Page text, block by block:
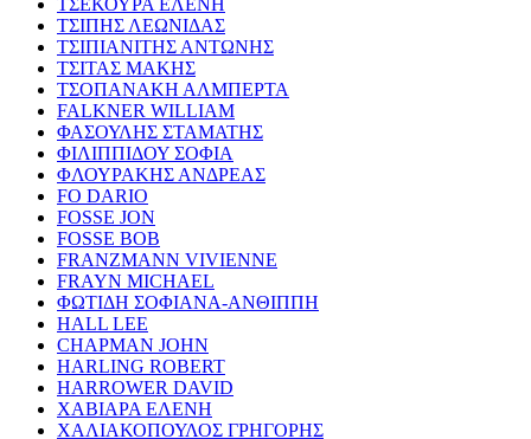
ΤΣΕΚΟΥΡΑ ΕΛΕΝΗ
ΤΣΙΠΗΣ ΛΕΩΝΙΔΑΣ
ΤΣΙΠΙΑΝΙΤΗΣ ΑΝΤΩΝΗΣ
ΤΣΙΤΑΣ ΜΑΚΗΣ
ΤΣΟΠΑΝΑΚΗ ΑΛΜΠΕΡΤΑ
FALKNER WILLIAM
ΦΑΣΟΥΛΗΣ ΣΤΑΜΑΤΗΣ
ΦΙΛΙΠΠΙΔΟΥ ΣΟΦΙΑ
ΦΛΟΥΡΑΚΗΣ ΑΝΔΡΕΑΣ
FO DARIO
FOSSE JON
FOSSE BOB
FRANZMANN VIVIENNE
FRAYN MICHAEL
ΦΩΤΙΔΗ ΣΟΦΙΑΝΑ-ΑΝΘΙΠΠΗ
HALL LEE
CHAPMAN JOHN
HARLING ROBERT
HARROWER DAVID
ΧΑΒΙΑΡΑ ΕΛΕΝΗ
ΧΑΛΙΑΚΟΠΟΥΛΟΣ ΓΡΗΓΟΡΗΣ